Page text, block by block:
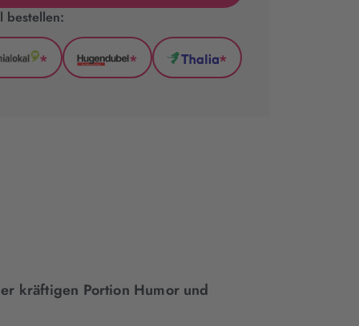
bestellen:
GenialLokal
*
Hugendubel
*
Thalia
*
kräftigen Portion Humor und